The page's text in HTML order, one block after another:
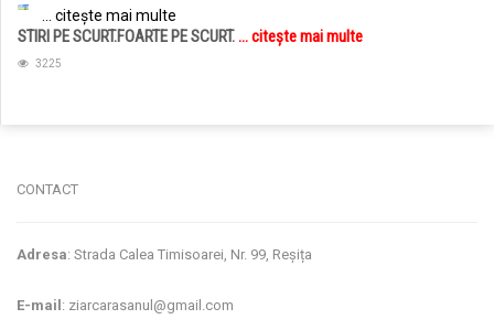
... citește mai multe
STIRI PE SCURT.FOARTE PE SCURT.... citește mai multe
3225
CONTACT
Adresa: Strada Calea Timisoarei, Nr. 99, Reșița
E-mail : ziarcarasanul@gmail.com